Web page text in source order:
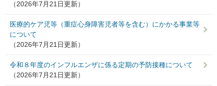
（2026年7月21日更新）
医療的ケア児等（重症心身障害児者等を含む）にかかる事業等
について
（2026年7月21日更新）
令和８年度のインフルエンザに係る定期の予防接種について
（2026年7月21日更新）